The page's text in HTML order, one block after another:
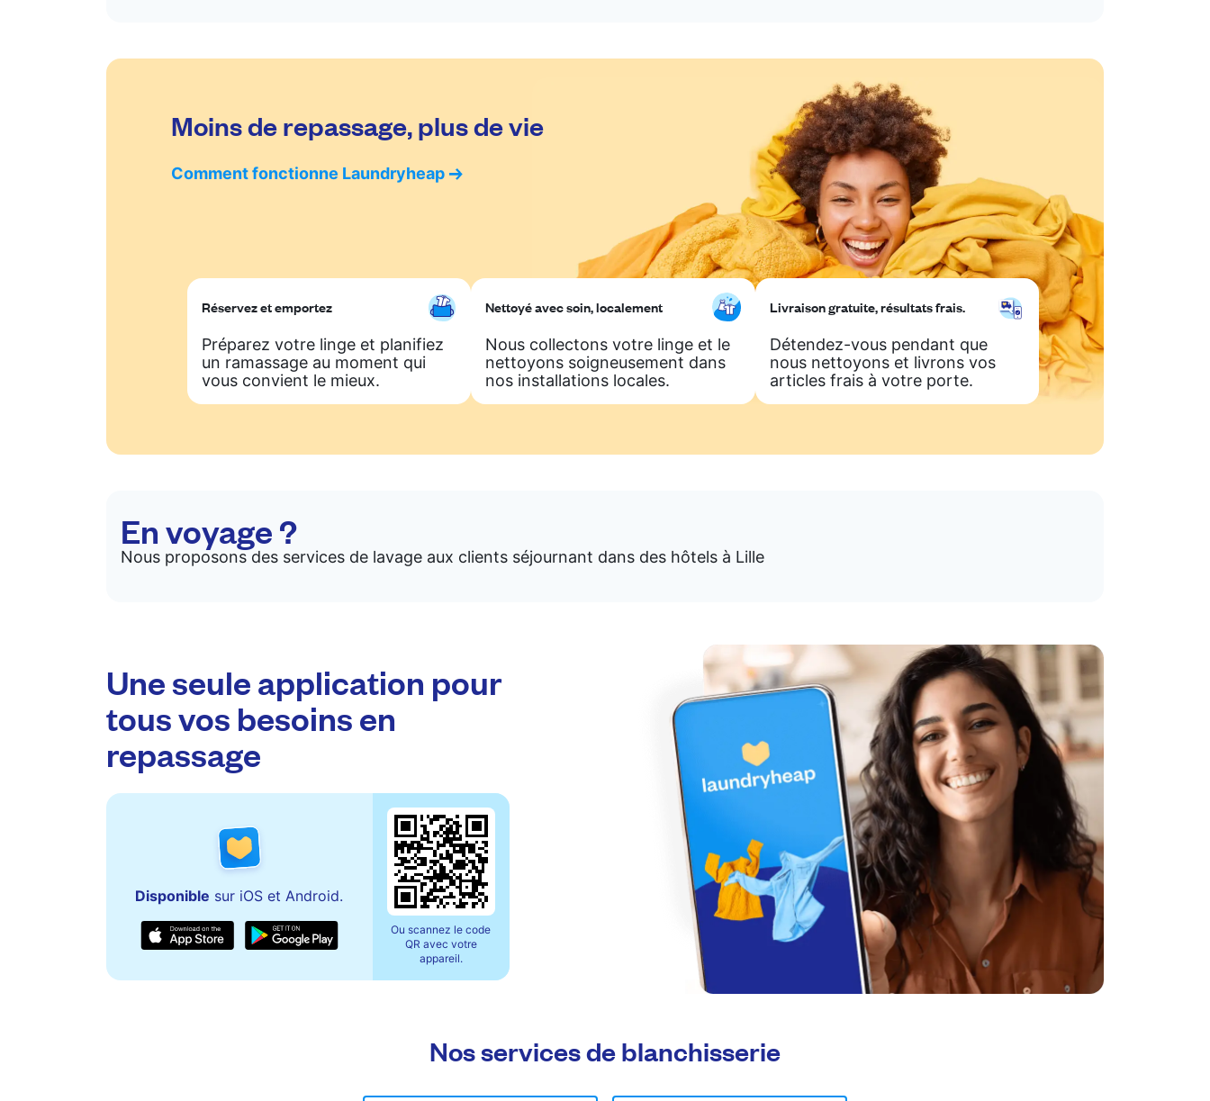
Moins de repassage, plus de vie
Comment fonctionne Laundryheap
Réservez et emportez
Préparez votre linge et planifiez
un ramassage au moment qui
vous convient le mieux.
Nettoyé avec soin, localement
Nous collectons votre linge et le
nettoyons soigneusement dans
nos installations locales.
Livraison gratuite, résultats frais.
Détendez-vous pendant que
nous nettoyons et livrons vos
articles frais à votre porte.
En voyage ?
Nous proposons des services de lavage aux clients séjournant dans des hôtels à Lille
Une seule application pour
tous vos besoins en
repassage
Disponible sur iOS et Android.
Ou scannez le code
QR avec votre
appareil.
Nos services de blanchisserie